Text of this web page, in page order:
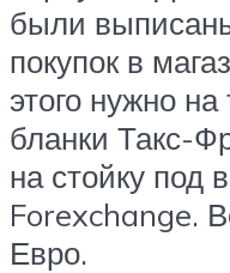
были
покупок в
этого нужно
бланки Такс-
на стойку под
Forexchange.
Евро.